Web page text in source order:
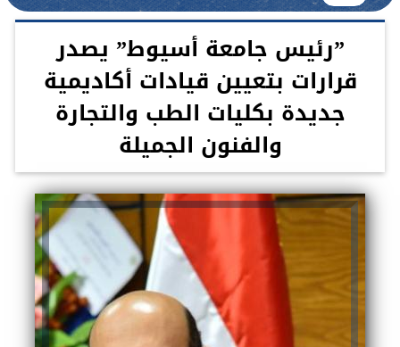
”رئيس جامعة أسيوط” يصدر
قرارات بتعيين قيادات أكاديمية
جديدة بكليات الطب والتجارة
والفنون الجميلة